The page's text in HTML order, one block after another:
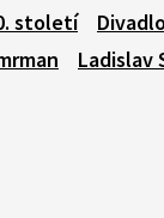
století
Ladislav